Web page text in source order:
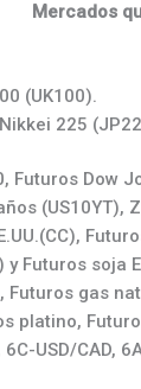
Mercados
(UK100).
225
Futuros Dow
(US10YT),
Futuros soja
gas
platino,
USD/CAD,